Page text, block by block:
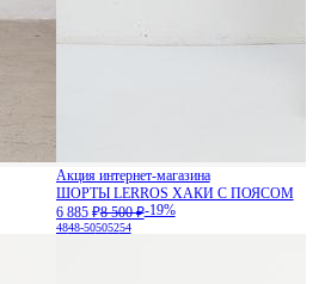
Акция интернет-магазина
ШОРТЫ LERROS ХАКИ С ПОЯСОМ
6 885 ₽8 500 ₽-19%
4848-50505254